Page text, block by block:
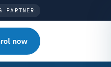
PARTNER
now